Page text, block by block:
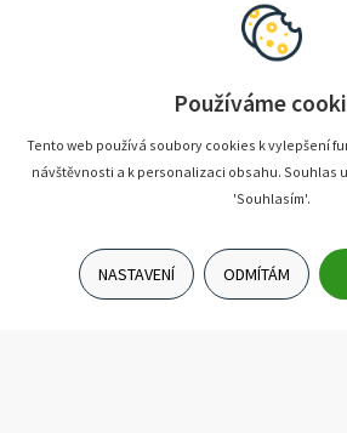
Používáme
Tento web používá soubory cookies k vylepšení
návštěvnosti a k personalizaci obsahu. Souhlas
'Souhlasím'.
NASTAVENÍ ODMÍTÁM